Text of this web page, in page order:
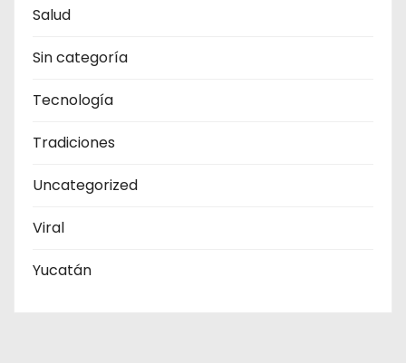
Salud
Sin categoría
Tecnología
Tradiciones
Uncategorized
Viral
Yucatán